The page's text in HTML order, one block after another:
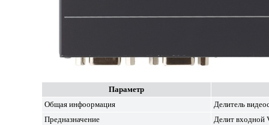
Параметр
Общая инфоормация
Делитель
Предназначение
Делит входной